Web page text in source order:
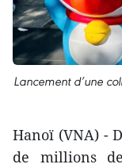
Lancement d’une
Hanoï (VNA) -
de millions